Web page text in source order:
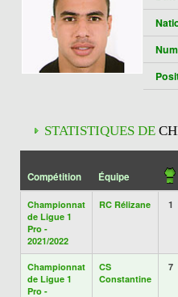
STATISTIQUES DE
Compétition Équipe
Championnat
de Ligue 1
Pro -
2021/2022
RC Rélizane 1
Championnat
de Ligue 1
Pro -
CS
Constantine
7